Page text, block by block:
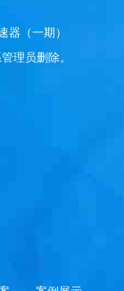
器（一期）
理员删除。